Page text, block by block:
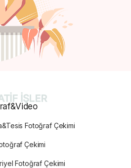
İŞLER
Fotoğraf Çekimi
Çekimi
Fotoğraf Çekimi